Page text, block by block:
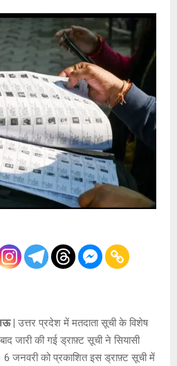
| उत्तर प्रदेश में मतदाता सूची के विशेष
जारी की गई ड्राफ़्ट सूची ने सियासी
जनवरी को प्रकाशित इस ड्राफ़्ट सूची में